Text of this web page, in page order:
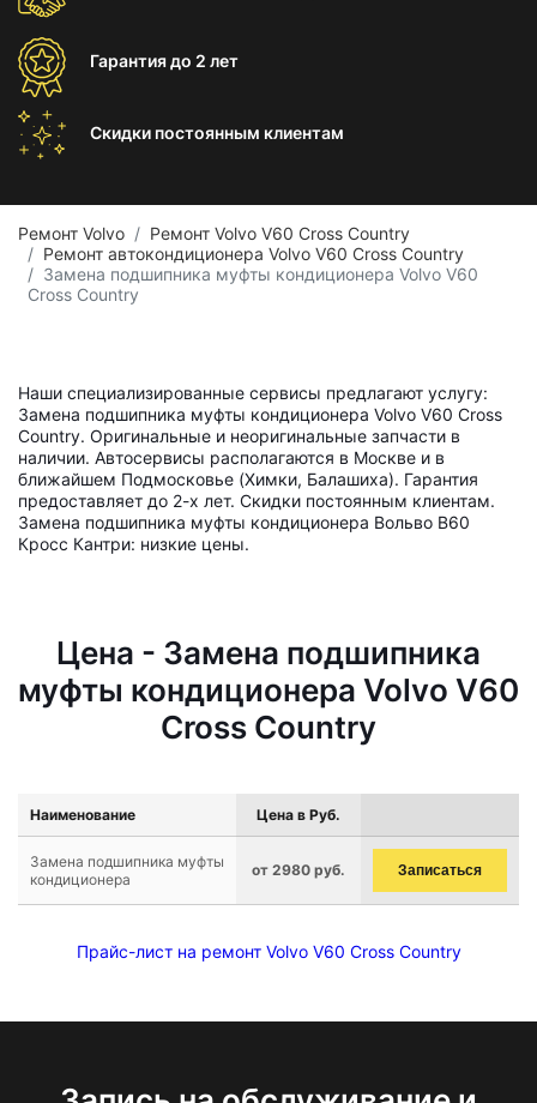
Гарантиядо 2 лет
Скидки постоянным клиентам
Ремонт Volvo
Ремонт Volvo V60 Cross Country
Ремонт автокондиционера Volvo V60 Cross Country
Замена подшипника муфты кондиционера Volvo V60
Cross Country
Наши специализированные сервисы предлагают услугу:
Замена подшипника муфты кондиционера Volvo V60 Cross
Country. Оригинальные и неоригинальные запчасти в
наличии. Автосервисы располагаются в Москве и в
ближайшем Подмосковье (Химки, Балашиха). Гарантия
предоставляет до 2-х лет. Скидки постоянным клиентам.
Замена подшипника муфты кондиционера Вольво В60
Кросс Кантри: низкие цены.
Цена - Замена подшипника
муфты кондиционера Volvo V60
Cross Country
Наименование Цена в Руб.
Замена подшипника муфты
кондиционера
от 2980 руб. Записаться
Прайс-лист на ремонт Volvo V60 Cross Country